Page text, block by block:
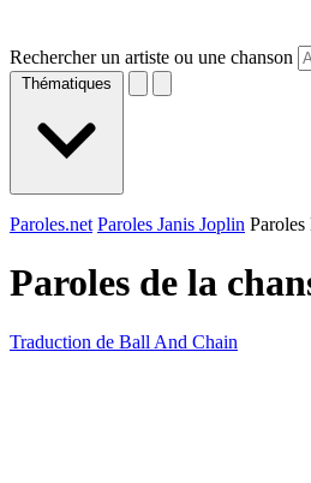
Rechercher un artiste ou une chanson
Thématiques
Paroles.net Paroles Janis Joplin
Paroles de la
Traduction de Ball And Chain